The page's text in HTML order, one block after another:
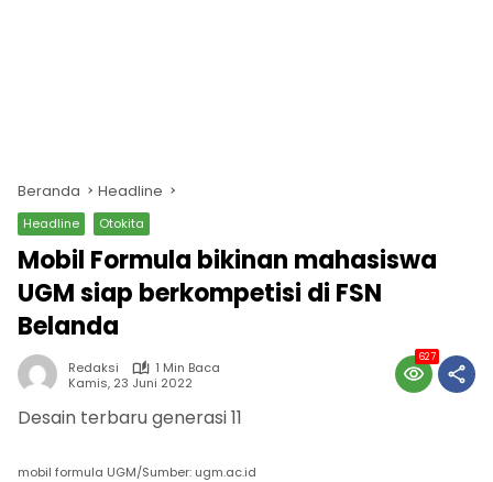
Beranda Headline
Headline Otokita
Mobil Formula bikinan mahasiswa
UGM siap berkompetisi di FSN
Belanda
Redaksi
1 Min Baca
Kamis, 23 Juni 2022
627
Desain terbaru generasi 11
mobil formula UGM/Sumber: ugm.ac.id